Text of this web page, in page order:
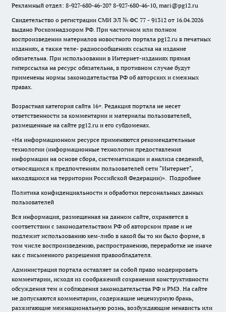
Рекламный отдел: 8-927-680-46-20? 8-927-680-46-10, mari@pg12.ru
Свидетельство о регистрации СМИ ЭЛ № ФС 77 - 91312 от 16.04.2026
выдано Роскомнадзором РФ. При частичном или полном
воспроизведении материалов новостного портала pg12.ru в печатных
изданиях, а также теле- радиосообщениях ссылка на издание
обязательна. При использовании в Интернет-изданиях прямая
гиперссылка на ресурс обязательна, в противном случае будут
применены нормы законодательства РФ об авторских и смежных
правах.
Возрастная категория сайта 16+. Редакция портала не несет
ответственности за комментарии и материалы пользователей,
размещенные на сайте pg12.ru и его субдоменах.
«На информационном ресурсе применяются рекомендательные
технологии (информационные технологии предоставления
информации на основе сбора, систематизации и анализа сведений,
относящихся к предпочтениям пользователей сети "Интернет",
находящихся на территории Российской Федерации)». Подробнее
Политика конфиденциальности и обработки персональных данных
пользователей
Вся информация, размещенная на данном сайте, охраняется в
соответствии с законодательством РФ об авторском праве и не
подлежит использованию кем-либо в какой бы то ни было форме, в
том числе воспроизведению, распространению, переработке не иначе
как с письменного разрешения правообладателя.
Администрация портала оставляет за собой право модерировать
комментарии, исходя из соображений сохранения конструктивности
обсуждения тем и соблюдения законодательства РФ и РМЭ. На сайте
не допускаются комментарии, содержащие нецензурную брань,
разжигающие межнациональную рознь, возбуждающие ненависть или